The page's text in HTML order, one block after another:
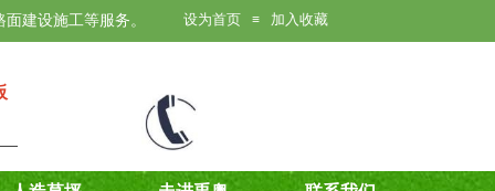
设为首页 ≡ 加入收藏
建设施工等服务。